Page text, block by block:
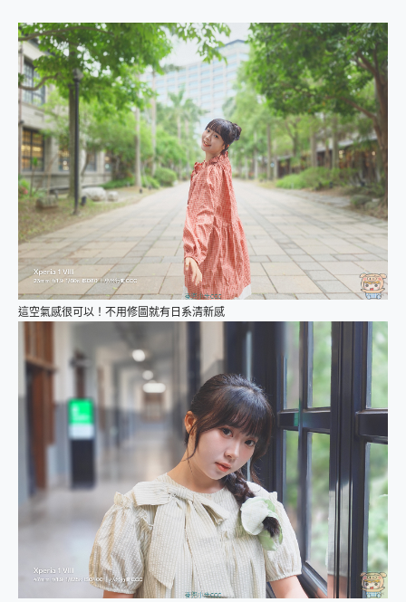
這空氣感很可以！不用修圖就有日系清新感